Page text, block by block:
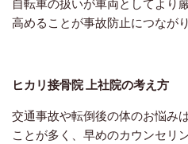
自転車の扱いが車両としてより
高めることが事故防止につながり
ヒカリ接骨院 上社院の考え方
交通事故や転倒後の体のお悩み
ことが多く、早めのカウンセリ